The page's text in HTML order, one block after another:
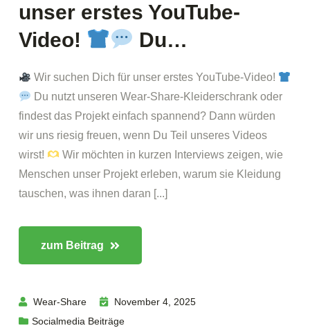
unser erstes YouTube-
Video!
Du…
Wir suchen Dich für unser erstes YouTube-Video!
Du nutzt unseren Wear-Share-Kleiderschrank oder
findest das Projekt einfach spannend? Dann würden
wir uns riesig freuen, wenn Du Teil unseres Videos
wirst!
Wir möchten in kurzen Interviews zeigen, wie
Menschen unser Projekt erleben, warum sie Kleidung
tauschen, was ihnen daran [...]
zum Beitrag
Wear-Share
November 4, 2025
Socialmedia Beiträge